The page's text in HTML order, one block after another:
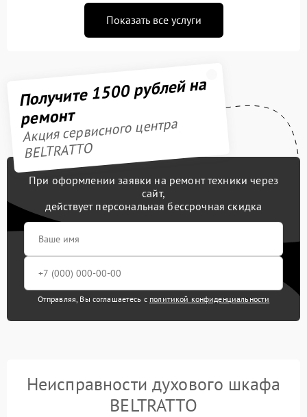
Показать все услуги
Получите 1500 рублей на
ремонт
Акция сервисного центра
BELTRATTO
При оформлении заявки на ремонт техники через
сайт,
действует персональная бессрочная скидка
Отправляя, Вы соглашаетесь с политикой конфиденциальности
Неисправности духового шкафа
BELTRATTO